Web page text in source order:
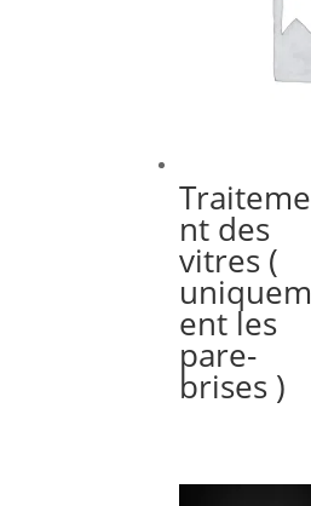
Traiteme
nt des
vitres (
uniquem
ent les
pare-
brises )